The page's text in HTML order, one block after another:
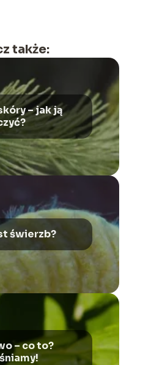
także:
– jak ją
świerzb?
– co to?